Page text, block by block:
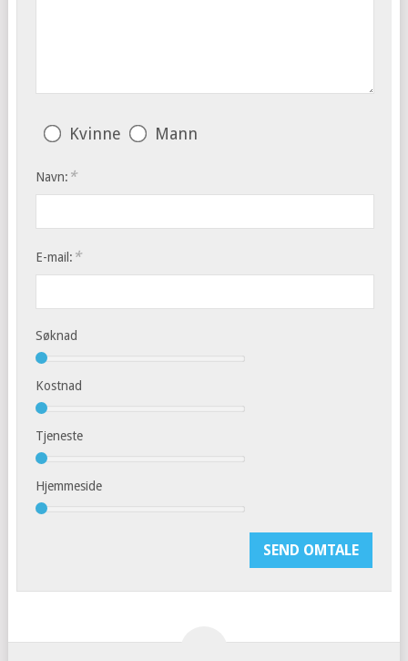
Kvinne Mann
Navn: *
E-mail: *
Søknad
Kostnad
Tjeneste
Hjemmeside